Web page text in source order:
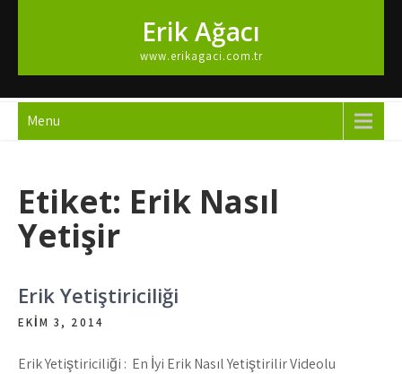
Erik Ağacı
www.erikagaci.com.tr
Menu
Etiket: Erik Nasıl
Yetişir
Erik Yetiştiriciliği
EKIM 3, 2014
Erik Yetiştiriciliği : En İyi Erik Nasıl Yetiştirilir Videolu